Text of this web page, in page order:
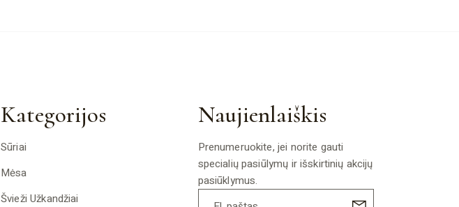
Kategorijos
Sūriai
Mėsa
Švieži Užkandžiai
Naujienlaiškis
Prenumeruokite, jei norite gauti
specialių pasiūlymų ir išskirtinių akcijų
pasiūklymus.